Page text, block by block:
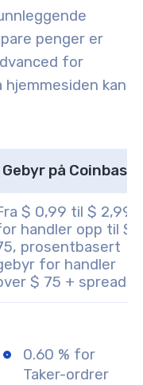
penger er
for
hjemmesiden kan
Gebyr på Coinbase
$ 0,99 til $ 2,99
handler opp til $
prosentbasert
for handler
$ 75 + spread
0.60 % for
Taker-ordrer